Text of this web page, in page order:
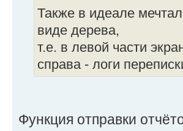
Также в идеале
виде дерева,
т.е. в левой части
справа - логи
Функция отправки